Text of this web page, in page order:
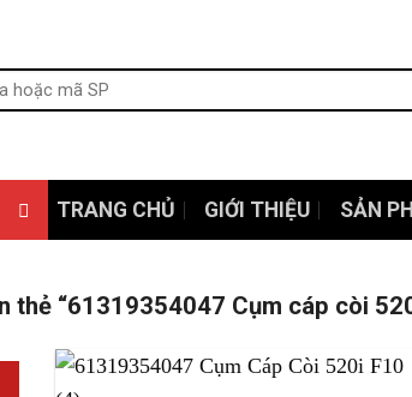
TRANG CHỦ GIỚI THIỆU SẢN
thẻ “61319354047 Cụm cáp còi